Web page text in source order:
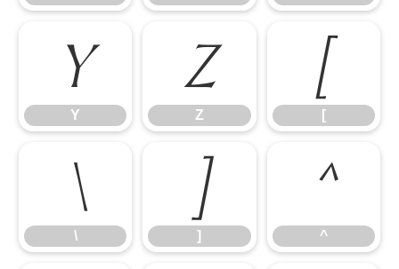
Y
Y
Z
Z
[
[
\
\
]
]
^
^